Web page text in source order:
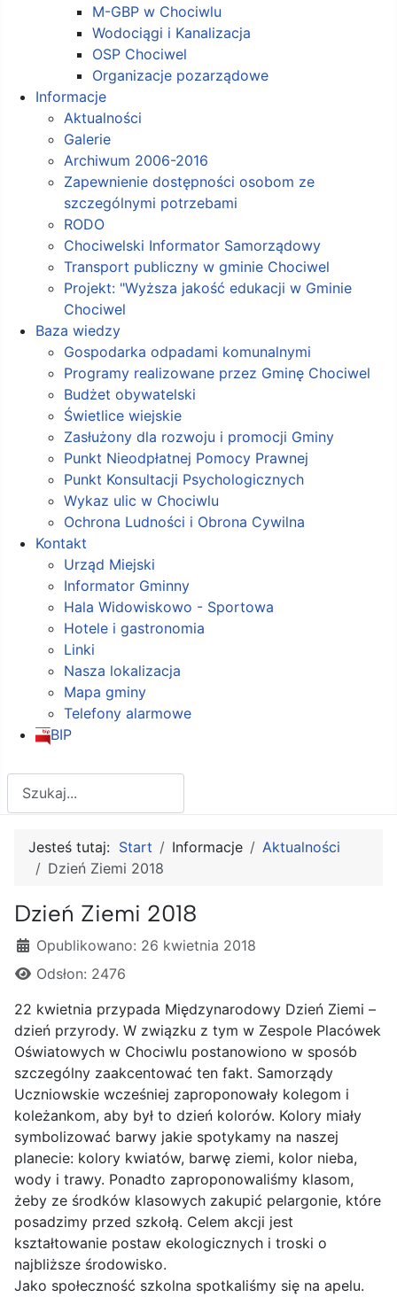
M-GBP w Chociwlu
Wodociągi i Kanalizacja
OSP Chociwel
Organizacje pozarządowe
Informacje
Aktualności
Galerie
Archiwum 2006-2016
Zapewnienie dostępności osobom ze
szczególnymi potrzebami
RODO
Chociwelski Informator Samorządowy
Transport publiczny w gminie Chociwel
Projekt: "Wyższa jakość edukacji w Gminie
Chociwel
Baza wiedzy
Gospodarka odpadami komunalnymi
Programy realizowane przez Gminę Chociwel
Budżet obywatelski
Świetlice wiejskie
Zasłużony dla rozwoju i promocji Gminy
Punkt Nieodpłatnej Pomocy Prawnej
Punkt Konsultacji Psychologicznych
Wykaz ulic w Chociwlu
Ochrona Ludności i Obrona Cywilna
Kontakt
Urząd Miejski
Informator Gminny
Hala Widowiskowo - Sportowa
Hotele i gastronomia
Linki
Nasza lokalizacja
Mapa gminy
Telefony alarmowe
BIP
Jesteś tutaj: Start Informacje
Aktualności
Dzień Ziemi 2018
Dzień Ziemi 2018
Szczegóły
Opublikowano: 26 kwietnia 2018
Odsłon: 2476
22 kwietnia przypada Międzynarodowy Dzień Ziemi –
dzień przyrody. W związku z tym w Zespole Placówek
Oświatowych w Chociwlu postanowiono w sposób
szczególny zaakcentować ten fakt. Samorządy
Uczniowskie wcześniej zaproponowały kolegom i
koleżankom, aby był to dzień kolorów. Kolory miały
symbolizować barwy jakie spotykamy na naszej
planecie: kolory kwiatów, barwę ziemi, kolor nieba,
wody i trawy. Ponadto zaproponowaliśmy klasom,
żeby ze środków klasowych zakupić pelargonie, które
posadzimy przed szkołą. Celem akcji jest
kształtowanie postaw ekologicznych i troski o
najbliższe środowisko.
Jako społeczność szkolna spotkaliśmy się na apelu.